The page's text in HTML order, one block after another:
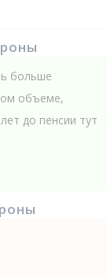
больше
объеме,
до пенсии тут